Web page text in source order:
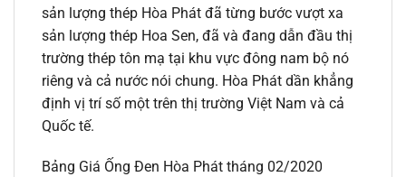
sản lượng thép Hòa Phát đã từng bước vượt xa
sản lượng thép Hoa Sen, đã và đang dẫn đầu thị
trường thép tôn mạ tại khu vực đông nam bộ nó
riêng và cả nước nói chung. Hòa Phát dần khẳng
định vị trí số một trên thị trường Việt Nam và cả
Quốc tế.
Bảng Giá Ống Đen Hòa Phát tháng 02/2020